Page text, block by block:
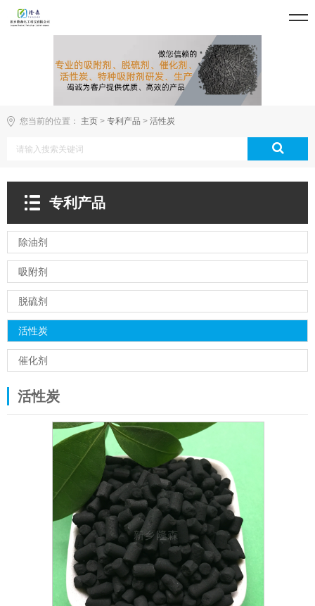
您当前的位置： 主页 > 专利产品 > 活性炭
专利产品
除油剂
吸附剂
脱硫剂
活性炭
催化剂
活性炭